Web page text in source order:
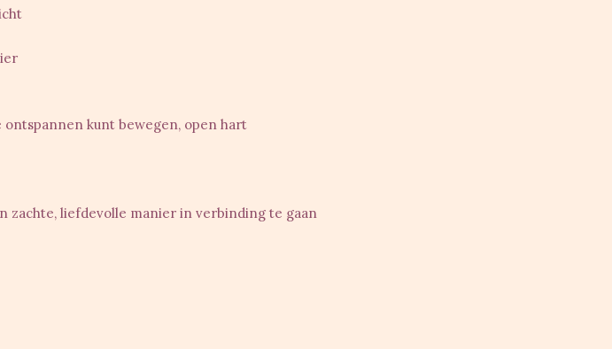
kunt bewegen, open hart
zachte, liefdevolle manier in verbinding te gaan